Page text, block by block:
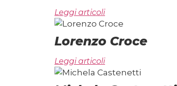
Leggi articoli
Lorenzo Croce
Leggi articoli